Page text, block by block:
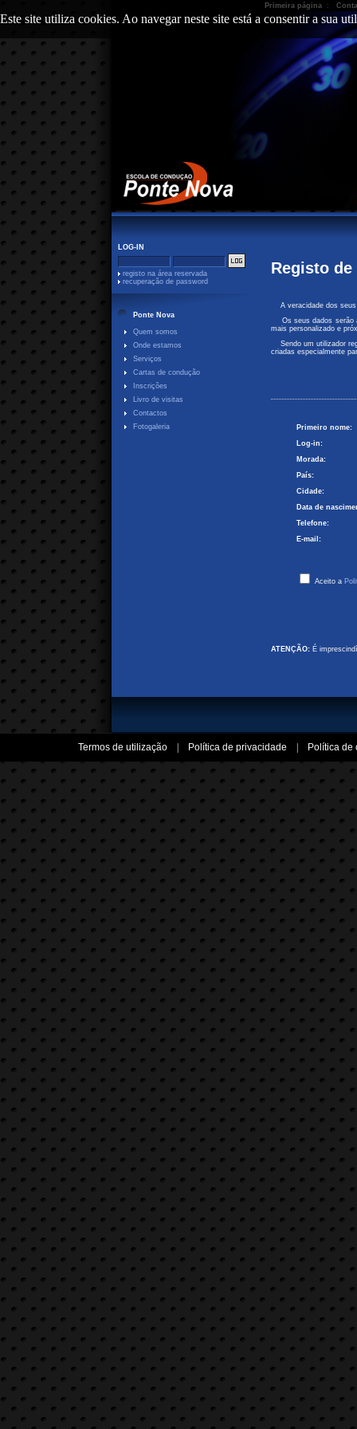
Primeira página :
LOG-IN
registo na área reservada
recuperação de password
Ponte Nova
Quem somos
Onde estamos
Serviços
Cartas de condução
Inscrições
Livro de visitas
Contactos
Fotogaleria
Registo
A veracidade dos seus
Os seus dados serão
mais personalizado e
Sendo um utilizador
criadas especialmente
Primeiro nome:
Log-in:
Morada:
País:
Cidade:
Data de
Telefone:
E-mail:
Aceito a
ATENÇÃO: É
Este site utiliza cookies. Ao navegar neste site está a consentir a sua
Termos de utilização| Política de privacidade Política de